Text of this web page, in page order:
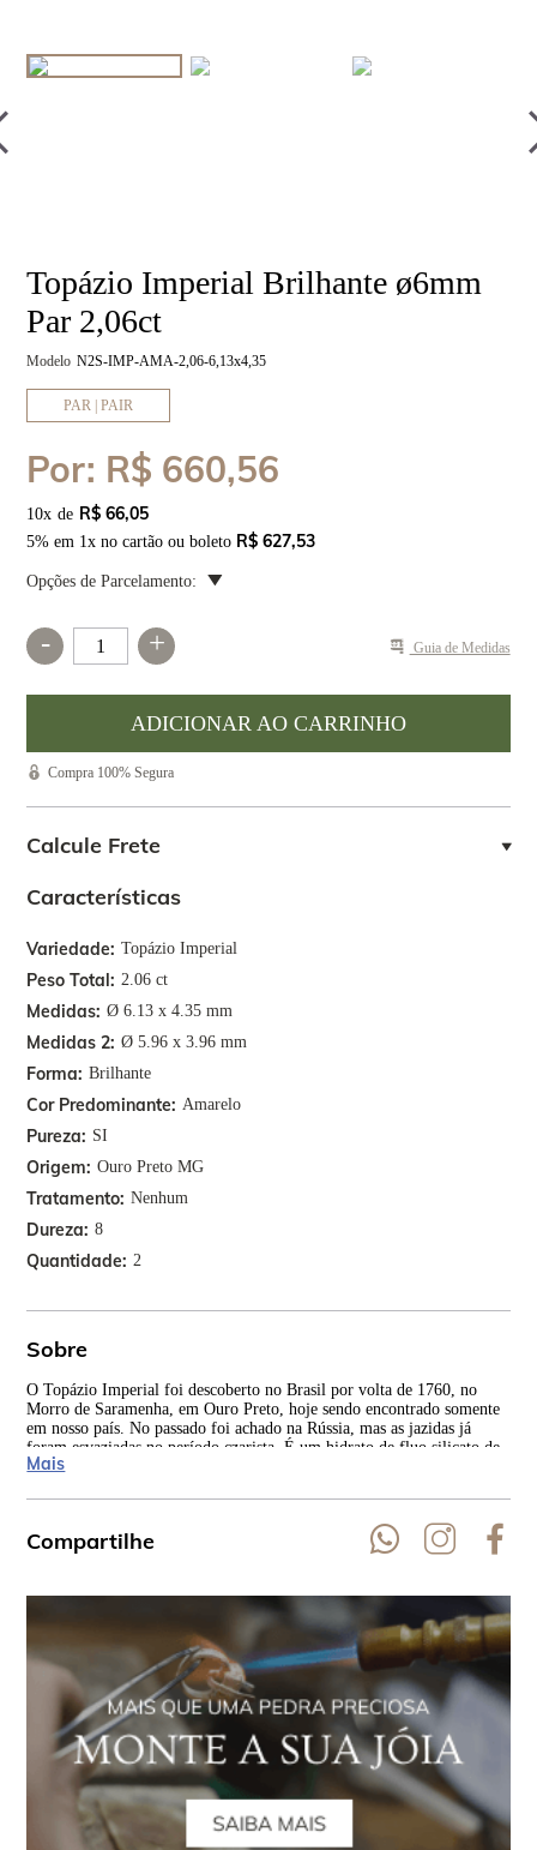
Características
Variedade Topázio Imperial
Peso Total 2.06 ct
Medidas Ø 6.13 x 4.35 mm
Medidas 2 Ø 5.96 x 3.96 mm
Forma Brilhante
Cor Predominante Amarelo
Pureza SI
Origem Ouro Preto MG
Tratamento Nenhum
Dureza 8
Quantidade 2
Sobre
O Topázio Imperial foi descoberto no Brasil por volta de 1760, no
Morro de Saramenha, em Ouro Preto, hoje sendo encontrado somente
em nosso país. No passado foi achado na Rússia, mas as jazidas já
foram esvaziadas no período czarista. É um hidrato de fluo silicato de
alumínio que tem sua coloração devido ao ferro e cromo.
Mais
Compartilhe
Topázio Imperial Brilhante ø6mm
Par 2,06ct
Modelo N2S-IMP-AMA-2,06-6,13x4,35
PAR | PAIR
Por: R$ 660,56
10x R$ 66,05
5% em 1x no cartão ou boleto R$ 627,53
Opções de Parcelamento:
- + Guia de Medidas
Compra 100% Segura
Calcule Frete